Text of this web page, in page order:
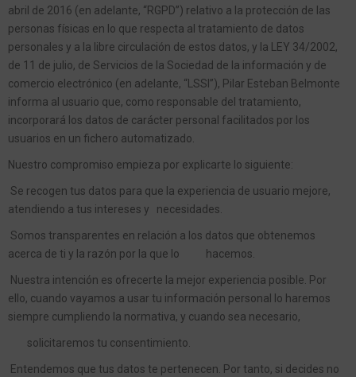
abril de 2016 (en adelante, “RGPD”) relativo a la protección de las
personas físicas en lo que respecta al tratamiento de datos
personales y a la libre circulación de estos datos, y la LEY 34/2002,
de 11 de julio, de Servicios de la Sociedad de la información y de
comercio electrónico (en adelante, “LSSI”), Pilar Esteban Belmonte
informa al usuario que, como responsable del tratamiento,
incorporará los datos de carácter personal facilitados por los
usuarios en un fichero automatizado.
Nuestro compromiso empieza por explicarte lo siguiente:
Se recogen tus datos para que la experiencia de usuario mejore,
atendiendo a tus intereses y necesidades.
Somos transparentes en relación a los datos que obtenemos
acerca de ti y la razón por la que lo hacemos.
Nuestra intención es ofrecerte la mejor experiencia posible. Por
ello, cuando vayamos a usar tu información personal lo haremos
siempre cumpliendo la normativa, y cuando sea necesario,
solicitaremos tu consentimiento.
Entendemos que tus datos te pertenecen. Por tanto, si decides no